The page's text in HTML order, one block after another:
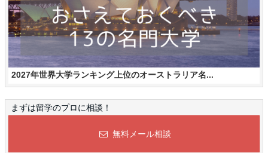
2027年世界大学ランキング上位のオーストラリア名...
まずは留学のプロに相談！
無料メール相談